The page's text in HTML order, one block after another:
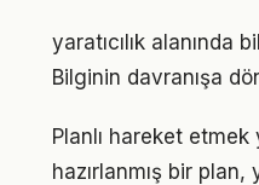
yaratıcılık
Bilginin davranışa
Planlı hareket etmek
hazırlanmış bir plan,